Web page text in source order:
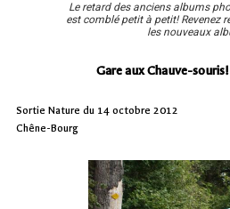
Le retard des anciens albums
est comblé petit à petit! Revenez
les nouveaux
Gare aux Chauve-
Sortie Nature du 14 octobre 2012
Chêne-Bourg